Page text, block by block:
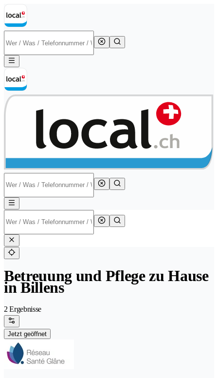
Betreuung und Pflege zu Hause
in Billens
2 Ergebnisse
Jetzt geöffnet